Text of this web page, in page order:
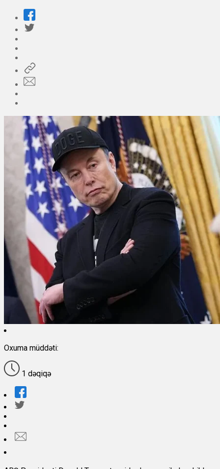
Oxuma müddəti:
1 dəqiqə